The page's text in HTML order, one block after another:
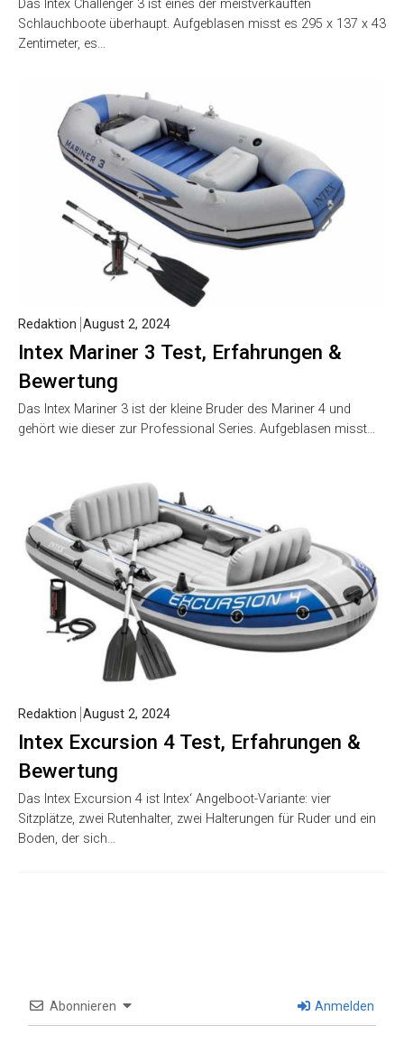
Das Intex Challenger 3 ist eines der meistverkauften
Schlauchboote überhaupt. Aufgeblasen misst es 295 x 137 x 43
Zentimeter, es…
Intex Mariner 3 Test, Erfahrungen &
Bewertung
Redaktion August 2, 2024
Das Intex Mariner 3 ist der kleine Bruder des Mariner 4 und
gehört wie dieser zur Professional Series. Aufgeblasen misst…
Intex Excursion 4 Test, Erfahrungen &
Bewertung
Redaktion August 2, 2024
Das Intex Excursion 4 ist Intex‘ Angelboot-Variante: vier
Sitzplätze, zwei Rutenhalter, zwei Halterungen für Ruder und ein
Boden, der sich…
Abonnieren Anmelden